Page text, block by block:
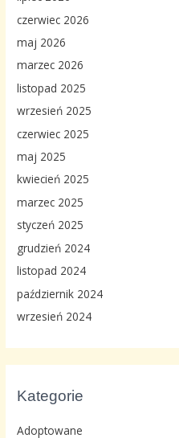
czerwiec 2026
maj 2026
marzec 2026
listopad 2025
wrzesień 2025
czerwiec 2025
maj 2025
kwiecień 2025
marzec 2025
styczeń 2025
grudzień 2024
listopad 2024
październik 2024
wrzesień 2024
Kategorie
Adoptowane